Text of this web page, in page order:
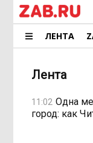
ЛЕНТА
Лента
11:02 Одна
город: как